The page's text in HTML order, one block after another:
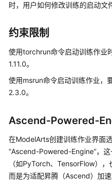
建
练
作
业
布
型
练
调
试
时，用户如何修改训练的启动文
约束限制
使用torchrun命令启动训练作业
1.11.0。
使用msrun命令启动训练作业，
2.3.0。
Ascend-Powered-
在ModelArts创建训练作业界面
“Ascend-Powered-Engine”，
（如PyTorch、TensorFlow），
而是为适配昇腾（Ascend）加